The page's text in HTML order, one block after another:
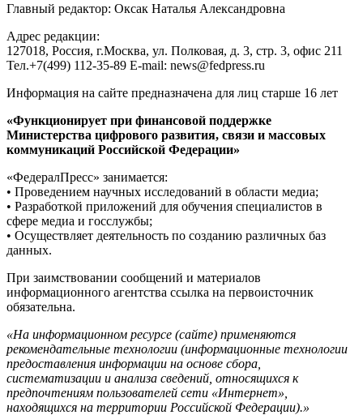
Главный редактор: Оксак Наталья Александровна
Адрес редакции:
127018, Россия, г.Москва, ул. Полковая, д. 3, стр. 3, офис 211
Тел.+7(499) 112-35-89 E-mail: news@fedpress.ru
Информация на сайте предназначена для лиц старше 16 лет
«Функционирует при финансовой поддержке
Министерства цифрового развития, связи и массовых
коммуникаций Российской Федерации»
«ФедералПресс» занимается:
• Проведением научных исследований в области медиа;
• Разработкой приложений для обучения специалистов в
сфере медиа и госслужбы;
• Осуществляет деятельность по созданию различных баз
данных.
При заимствовании сообщений и материалов
информационного агентства ссылка на первоисточник
обязательна.
«На информационном ресурсе (сайте) применяются
рекомендательные технологии (информационные технологии
предоставления информации на основе сбора,
систематизации и анализа сведений, относящихся к
предпочтениям пользователей сети «Интернет»,
находящихся на территории Российской Федерации).»